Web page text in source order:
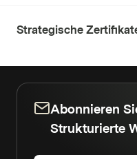
Strategische
Abonnieren
Strukturierte